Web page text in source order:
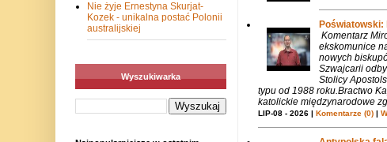
Poświatowski:
Komentarz
ekskomunice
nowych
Szwajcarii
Stolicy
typu od 1988 roku.Bractwo
katolickie międzynarodowe
LIP-08 - 2026 | Komentarze (0)|
Nie żyje Ernestyna Skurjat-
Kozek - unikalna postać Polonii
australijskiej
Wyszukiwarka